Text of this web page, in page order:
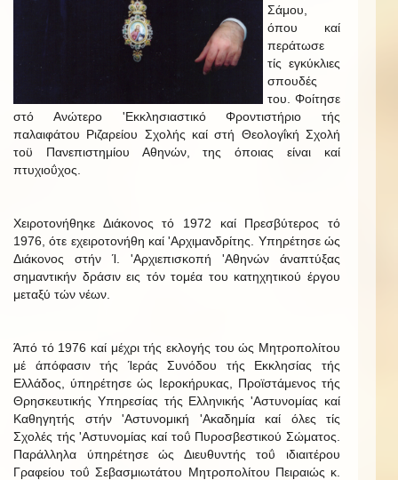
Σάμου,
όπου καί
περάτωσε
τίς εγκύκλιες
σπουδές
του. Φοίτησε
στό Ανώτερο 'Εκκλησιαστικό Φροντιστήριο τής
παλαιφάτου Ριζαρείου Σχολής καί στή Θεολογΐκή Σχολή
τοϋ Πανεπιστημίου Αθηνών, της όποιας είναι καί
πτυχιοΰχος.
Χειροτονήθηκε Διάκονος τό 1972 καί Πρεσβύτερος τό
1976, ότε εχειροτονήθη καί 'Αρχιμανδρίτης. Υπηρέτησε ώς
Διάκονος στήν Ί. 'Αρχιεπισκοπή 'Αθηνών άναπτύξας
σημαντικήν δράσιν εις τόν τομέα του κατηχητικού έργου
μεταξύ τών νέων.
Άπό τό 1976 καί μέχρι τής εκλογής του ώς Μητροπολίτου
μέ άπόφασιν τής Ίεράς Συνόδου τής Εκκλησίας τής
Ελλάδος, ύπηρέτησε ώς Ιεροκήρυκας, Προϊστάμενος τής
Θρησκευτικής Υπηρεσίας τής Ελληνικής 'Αστυνομίας καί
Καθηγητής στήν 'Αστυνομική 'Ακαδημία καί όλες τίς
Σχολές τής 'Αστυνομίας καί τοΰ Πυροσβεστικού Σώματος.
Παράλληλα ύπηρέτησε ώς Διευθυντής τοΰ ιδιαιτέρου
Γραφείου τοΰ Σεβασμιωτάτου Μητροπολίτου Πειραιώς κ.